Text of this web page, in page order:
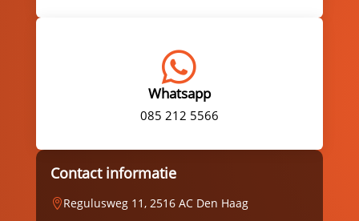

Whatsapp
085 212 5566
Contact informatie
Regulusweg 11, 2516 AC Den Haag